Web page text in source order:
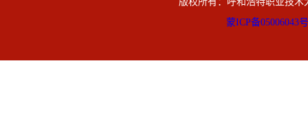
蒙ICP备05006043